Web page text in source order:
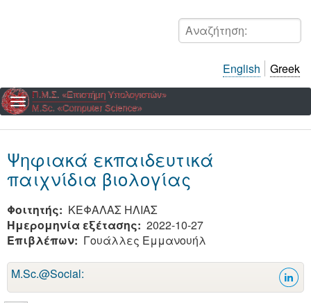
Αναζήτηση:
English Greek
Ψηφιακά εκπαιδευτικά
παιχνίδια βιολογίας
Φοιτητής
ΚΕΦΑΛΑΣ ΗΛΙΑΣ
Ημερομηνία εξέτασης
2022-10-27
Επιβλέπων
Γουάλλες Εμμανουήλ
M.Sc.@Social: